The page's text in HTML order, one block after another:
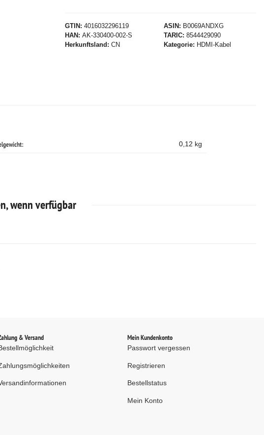
GTIN
4016032296119
HAN
AK-330400-002-S
Herkunftsland
CN
ASIN
B0069ANDXG
TARIC 8544429090
Kategorie
HDMI-Kabel
0,12 kg
wenn verfügbar
& Versand Mein Kundenkonto
Passwort vergessen
Registrieren
Bestellstatus
Mein Konto